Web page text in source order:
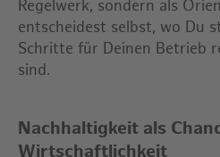
Regelwerk, sondern als
entscheidest selbst, wo Du
Schritte für Deinen Betrieb
sind.
Nachhaltigkeit als
Wirtschaftlichkeit